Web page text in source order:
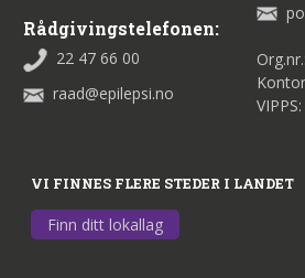
Rådgivingstelefonen:
22 47 66 00
raad@epilepsi.no
VI FINNES FLERE STEDER I LANDET
Finn ditt lokallag